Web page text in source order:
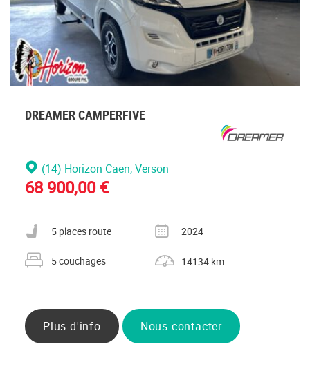
DREAMER CAMPERFIVE
(14) Horizon Caen, Verson
68 900,00 €
Nombre de places carte grise
5 places route
Année
2024
Nombre de couchages
5 couchages 14134 km
Plus d'info Nous contacter